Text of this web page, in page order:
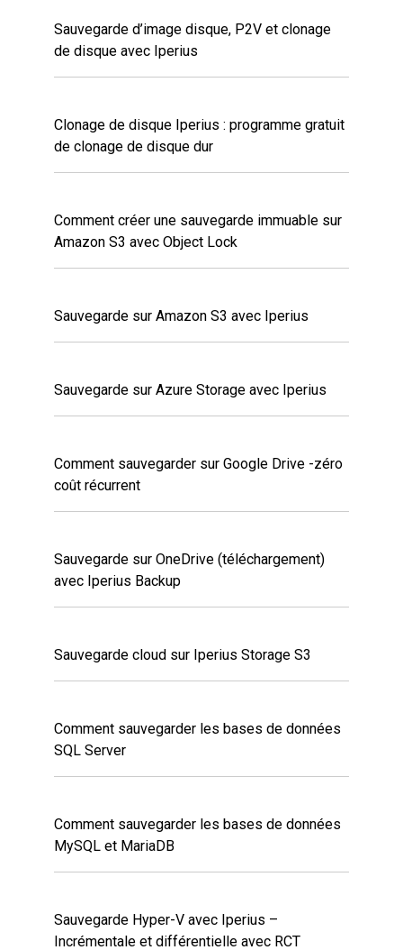
Sauvegarde d’image disque, P2V et clonage
de disque avec Iperius
Clonage de disque Iperius : programme gratuit
de clonage de disque dur
Comment créer une sauvegarde immuable sur
Amazon S3 avec Object Lock
Sauvegarde sur Amazon S3 avec Iperius
Sauvegarde sur Azure Storage avec Iperius
Comment sauvegarder sur Google Drive -zéro
coût récurrent
Sauvegarde sur OneDrive (téléchargement)
avec Iperius Backup
Sauvegarde cloud sur Iperius Storage S3
Comment sauvegarder les bases de données
SQL Server
Comment sauvegarder les bases de données
MySQL et MariaDB
Sauvegarde Hyper-V avec Iperius –
Incrémentale et différentielle avec RCT